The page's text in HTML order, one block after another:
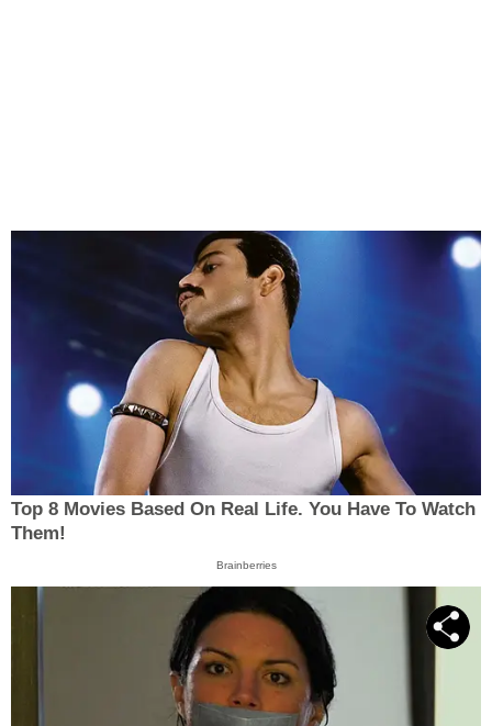
Top 8 Movies Based On Real Life. You Have To Watch
Them!
Brainberries